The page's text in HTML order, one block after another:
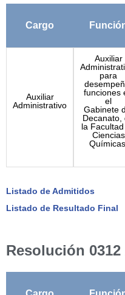
Cargo
Auxiliar
Administrativo
Auxiliar
para
funciones
el
Gabinete
Decanato,
la
Ciencias
Químicas.
Listado de Admitidos
Listado de Resultado Final
Resolución 0312